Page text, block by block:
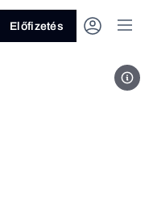
Előfizetés